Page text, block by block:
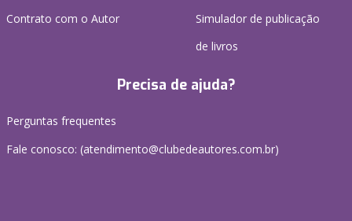
Contrato com o Autor
Simulador de publicação
de livros
Precisa de ajuda?
Perguntas frequentes
Fale conosco: (atendimento@clubedeautores.com.br)